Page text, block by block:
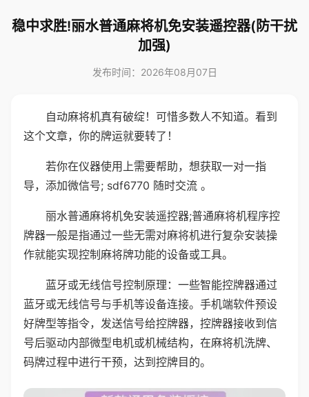
稳中求胜!丽水普通麻将机免安装遥控器(防干扰
加强)
发布时间：2026年08月07日
自动麻将机真有破绽！可惜多数人不知道。看到
这个文章，你的牌运就要转了！
若你在仪器使用上需要帮助，想获取一对一指
导，添加微信号; sdf6770 随时交流 。
丽水普通麻将机免安装遥控器;普通麻将机程序控
牌器一般是指通过一些无需对麻将机进行复杂安装操
作就能实现控制麻将牌功能的设备或工具。
蓝牙或无线信号控制原理：一些智能控牌器通过
蓝牙或无线信号与手机等设备连接。手机端软件预设
好牌型等指令，发送信号给控牌器，控牌器接收到信
号后驱动内部微型电机或机械结构，在麻将机洗牌、
码牌过程中进行干预，达到控牌目的。